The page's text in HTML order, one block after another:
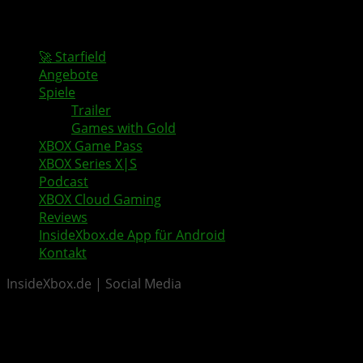
🚀 Starfield
Angebote
Spiele
Trailer
Games with Gold
XBOX Game Pass
XBOX Series X|S
Podcast
XBOX Cloud Gaming
Reviews
InsideXbox.de App für Android
Kontakt
InsideXbox.de | Social Media